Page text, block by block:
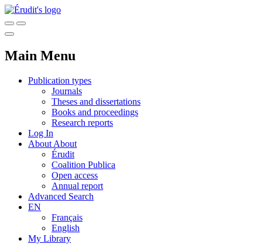
Main Menu
Publication types
Journals
Theses and dissertations
Books and proceedings
Research reports
Log In
About About
Érudit
Coalition Publica
Open access
Annual report
Advanced Search
EN
Français
English
My Library